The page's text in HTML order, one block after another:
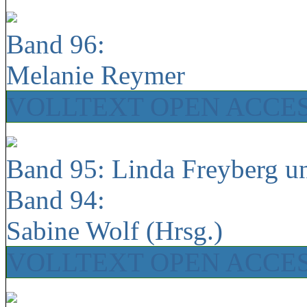
Band 96:
Melanie Reymer
Band 95: Linda Freyberg
Band 94:
Sabine Wolf (Hrsg.)